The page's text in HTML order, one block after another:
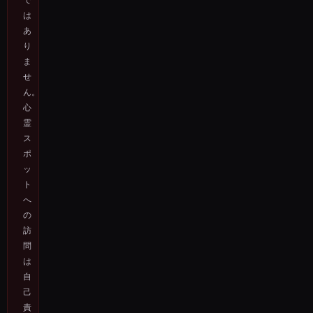
は
あ
り
ま
せ
ん。
心
霊
ス
ポ
ッ
ト
へ
の
訪
問
は
自
己
責